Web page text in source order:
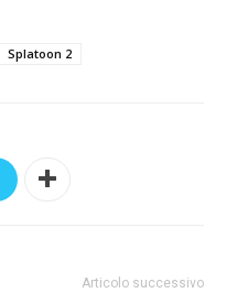
Splatoon 2
Articolo successivo